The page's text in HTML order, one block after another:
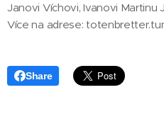
Janovi Víchovi, Ivanovi
Více na adrese:
Share